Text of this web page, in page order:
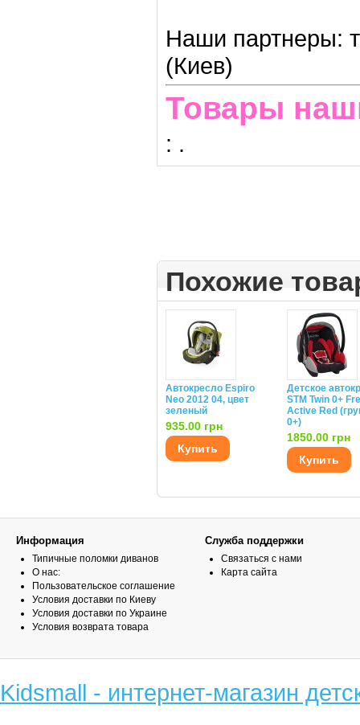
Наши партнеры:
(Киев)
Товары
: .
Похожие
Автокресло Espiro
Neo 2012 04, цвет
зеленый
935.00 грн
Купить
Детское
STM Twin 0+
Active Red
0+)
1850.00 грн
Купить
Информация
Типичные поломки диванов
О нас:
Пользовательское соглашение
Условия доставки по Киеву
Условия доставки по Украине
Условия возврата товара
Служба поддержки
Связаться с нами
Карта сайта
Kidsmall - интернет-магазин